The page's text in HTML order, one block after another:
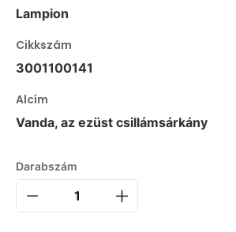
Lampion
Cikkszám
3001100141
Alcím
Vanda, az ezüst csillámsárkány
Darabszám